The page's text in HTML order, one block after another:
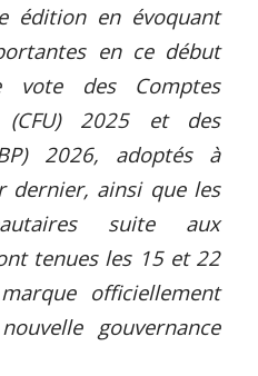
édition en évoquant
en ce début
vote des Comptes
(CFU) 2025 et des
2026, adoptés à
dernier, ainsi que les
suite aux
tenues les 15 et 22
officiellement
gouvernance